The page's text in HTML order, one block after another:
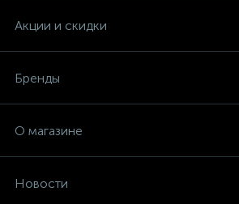
Акции и скидки
Бренды
О магазине
Новости